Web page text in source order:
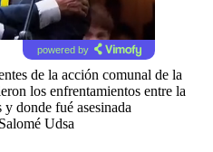
powered by
de la acción comunal de la
los enfrentamientos entre la
donde fué asesinada
Udsa